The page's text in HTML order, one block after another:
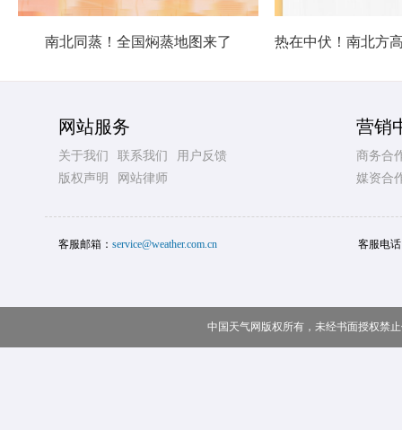
南北同蒸！全国焖蒸地图来了
网站服务
关于我们 联系我们
用户反馈
版权声明
网站律师
营销
商务合
媒资合
客服邮箱： service@weather.com.cn 客服电
中国天气网版权所有，未经书面授权